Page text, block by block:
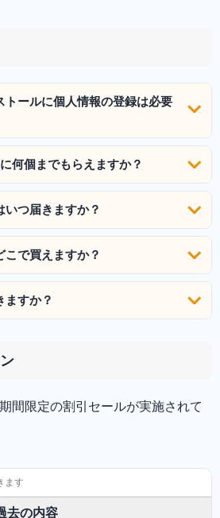
トールに個人情報の登録は必要
何個までもらえますか？
いつ届きますか？
こで買えますか？
ますか？
間限定の割引セールが実施されて
去の内容